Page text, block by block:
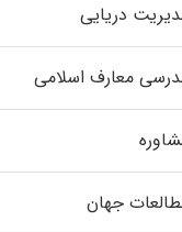
دریایی
معارف اسلامی
جهان